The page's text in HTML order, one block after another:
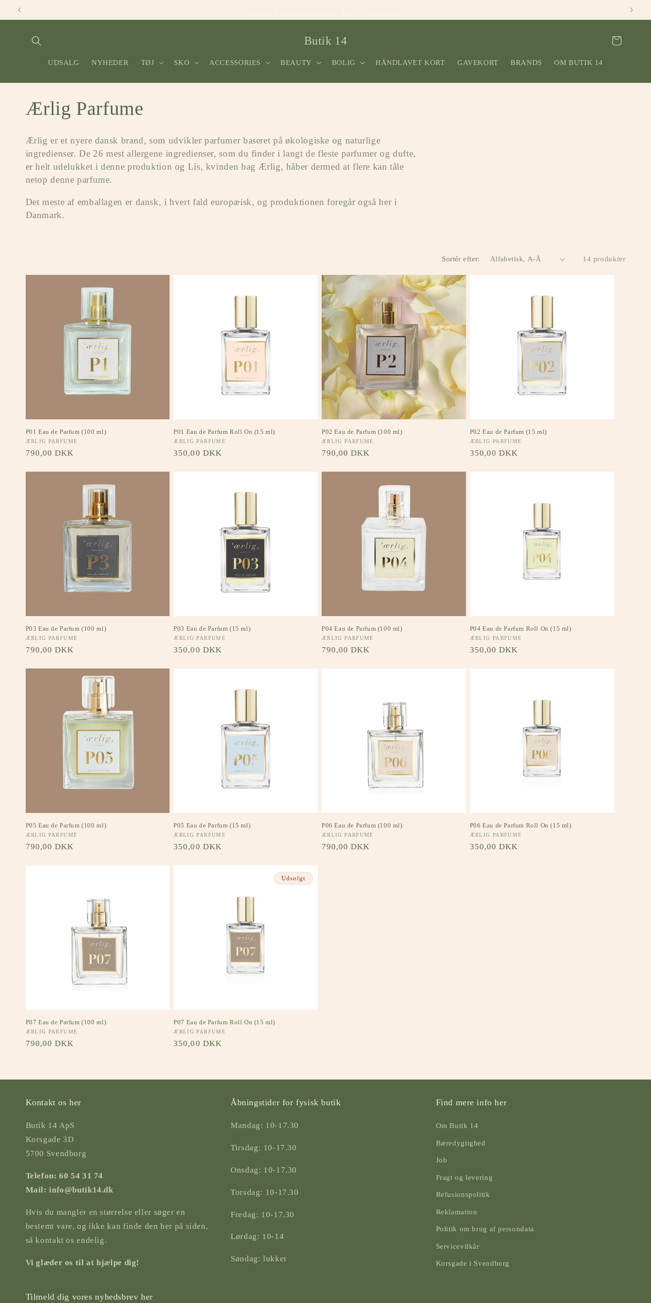
Gå til
Butik 14
UDSALG NYHEDER TØJ SKO ACCESSORIES BEAUTY BOLIG HÅNDLAVET KORT GAVEKORT BRANDS OM BUTIK 14
Indkøbskurv
K
o
l
l
e
Ærlig Parfume
Ærlig er et nyere dansk brand, som udvikler parfumer baseret på økologiske og naturlige
ingredienser. De 26 mest allergene ingredienser, som du finder i langt de fleste parfumer og dufte,
er helt udelukket i denne produktion og Lis, kvinden bag Ærlig, håber dermed at flere kan tåle
netop denne parfume.
Det meste af emballagen er dansk, i hvert fald europæisk, og produktionen foregår også her i
Danmark.
Sortér efter: 14 produkter
P01 Eau de Parfum (100 ml)
Forhandler:
ÆRLIG PARFUME
Normalpris
790,00 DKK
P01 Eau de Parfum Roll On (15 ml)
Forhandler:
ÆRLIG PARFUME
Normalpris
350,00 DKK
P02 Eau de Parfum (100 ml)
Forhandler:
ÆRLIG PARFUME
Normalpris
790,00 DKK
P02 Eau de Parfum (15 ml)
Forhandler:
ÆRLIG PARFUME
Normalpris
350,00 DKK
P03 Eau de Parfum (100 ml)
Forhandler:
ÆRLIG PARFUME
Normalpris
790,00 DKK
P03 Eau de Parfum (15 ml)
Forhandler:
ÆRLIG PARFUME
Normalpris
350,00 DKK
P04 Eau de Parfum (100 ml)
Forhandler:
ÆRLIG PARFUME
Normalpris
790,00 DKK
P04 Eau de Parfum Roll On (15 ml)
Forhandler:
ÆRLIG PARFUME
Normalpris
350,00 DKK
P05 Eau de Parfum (100 ml)
Forhandler:
ÆRLIG PARFUME
Normalpris
790,00 DKK
P05 Eau de Parfum (15 ml)
Forhandler:
ÆRLIG PARFUME
Normalpris
350,00 DKK
P06 Eau de Parfum (100 ml)
Forhandler:
ÆRLIG PARFUME
Normalpris
790,00 DKK
P06 Eau de Parfum Roll On (15 ml)
Forhandler:
ÆRLIG PARFUME
Normalpris
350,00 DKK
P07 Eau de Parfum (100 ml)
Forhandler:
ÆRLIG PARFUME
Normalpris
790,00 DKK
Udsolgt
P07 Eau de Parfum Roll On (15 ml)
Forhandler:
ÆRLIG PARFUME
Normalpris
350,00 DKK
Kontakt os her
Butik 14 ApS
Korsgade 3D
5700 Svendborg
Telefon: 60 54 31 74
Mail: info@butik14.dk
Hvis du mangler en størrelse eller søger en
bestemt vare, og ikke kan finde den her på siden,
så kontakt os endelig.
Vi glæder os til at hjælpe dig!
Åbningstider for fysisk butik
Mandag: 10-17.30
Tirsdag: 10-17.30
Onsdag: 10-17.30
Torsdag: 10-17.30
Fredag: 10-17.30
Lørdag: 10-14
Søndag: lukket
Find mere info her
Om Butik 14
Bæredygtighed
Job
Fragt og levering
Refusionspolitik
Reklamation
Politik om brug af persondata
Servicevilkår
Korsgade i Svendborg
Tilmeld dig vores nyhedsbrev her